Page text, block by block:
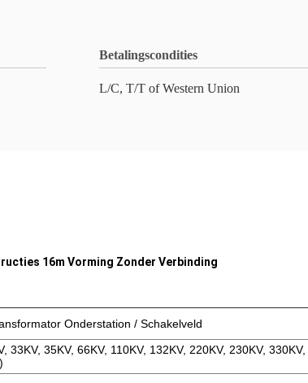
Betalingscondities
L/C, T/T of Western Union
16m Vorming Zonder Verbinding
Onderstation / Schakelveld
33KV, 35KV, 66KV, 110KV, 132KV, 220KV, 230KV, 330KV,